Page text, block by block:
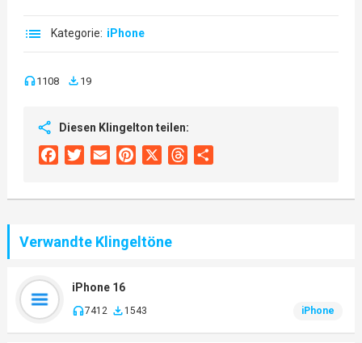
Kategorie: iPhone
1108 19
Diesen Klingelton teilen:
FacebookTwitterEmail Pinterest Threads
Verwandte Klingeltöne
iPhone 16
7412 1543 iPhone